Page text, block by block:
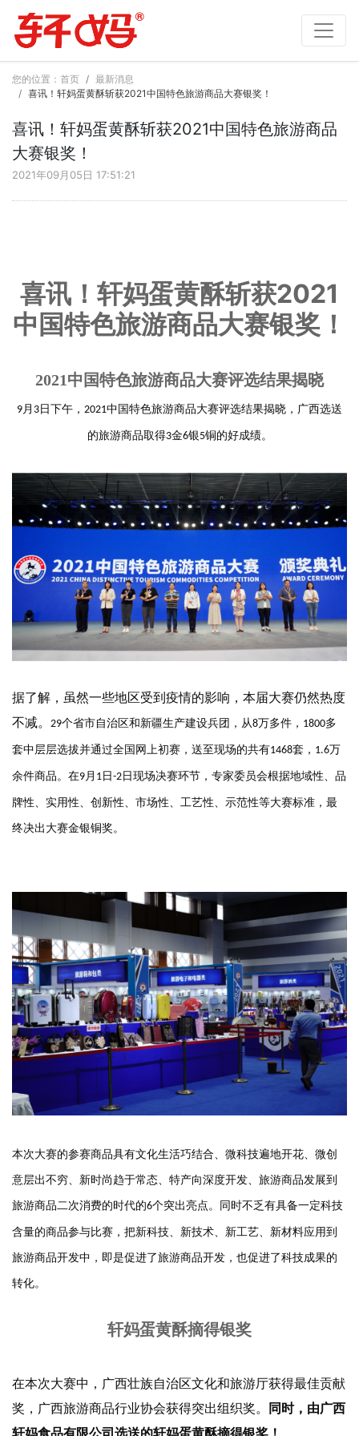
您的位置： 首页
最新消息
喜讯！轩妈蛋黄酥斩获2021中国特色旅游商品大赛银奖！
喜讯！轩妈蛋黄酥斩获2021中国特色旅游商品
大赛银奖！
2021年09月05日 17:51:21
喜讯！轩妈蛋黄酥斩获2021
中国特色旅游商品大赛银奖！
2021中国特色旅游商品大赛评选结果揭晓
9月 3 日下午 ， 2021中国特色旅游商品大赛评选结果揭晓 ， 广西选送
的旅游商品取得3金6银5铜的好成绩。
据了解，虽然一些地区受到疫情的影响，本届大赛仍然热度
不减。 29个省市自治区和新疆生产建设兵团，从8万多件， 1800多
套中层层选拔并通过全国网上初赛，送至现场的共有1468套， 1.6万
余件商品。 在9 月 1 日 -2 日现场决赛环节，专家委员会根据地域性、品
牌性、实用性、创新性、市场性、工艺性、示范性等大赛标准，最
终决出大赛金银铜奖。
本次大赛的参赛商品具有文化生活巧结合、微科技遍地开花、微创
意层出不穷、新时尚趋于常态、特产向深度开发、旅游商品发展到
旅游商品二次消费的时代的6个突出亮点。 同时不乏有具备一定科技
含量的商品参与比赛，把新科技、新技术、新工艺、新材料应用到
旅游商品开发中，即是促进了旅游商品开发，也促进了科技成果的
转化。
轩妈蛋黄酥摘得银奖
在本次大赛中，广西壮族自治区文化和旅游厅获得最佳贡献
奖，广西旅游商品行业协会获得突出组织奖。
同时，由广西
轩妈食品有限公司选送的轩妈蛋黄酥摘得银奖！